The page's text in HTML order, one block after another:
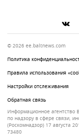
© 2026 ee.baltnews.com
Политика
Правила использования
Настройки отслеживания
Обратная связь
Информационное агентство
по надзору в сфере связи,
(Роскомнадзор) 17 августа
73480